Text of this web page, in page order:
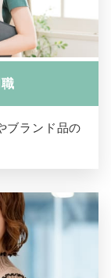
ブランド品の